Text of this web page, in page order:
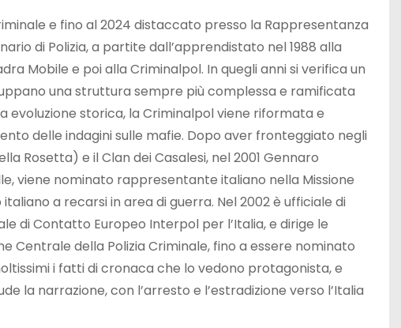
e fino al 2024 distaccato presso la Rappresentanza
di Polizia, a partite dall’apprendistato nel 1988 alla
Mobile e poi alla Criminalpol. In quegli anni si verifica un
una struttura sempre più complessa e ramificata
evoluzione storica, la Criminalpol viene riformata e
delle indagini sulle mafie. Dopo aver fronteggiato negli
Rosetta) e il Clan dei Casalesi, nel 2001 Gennaro
viene nominato rappresentante italiano nella Missione
a recarsi in area di guerra. Nel 2002 è ufficiale di
di Contatto Europeo Interpol per l’Italia, e dirige le
Centrale della Polizia Criminale, fino a essere nominato
i fatti di cronaca che lo vedono protagonista, e
la narrazione, con l’arresto e l’estradizione verso l’Italia